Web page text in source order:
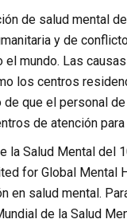
de salud mental
y de
mundo. Las
los centros
de que el personal
de atención
la Salud Mental del
for Global Mental
en salud mental.
de la Salud